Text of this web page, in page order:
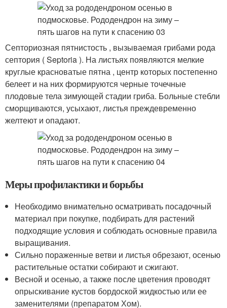
Септориозная пятнистость , вызываемая грибами рода
септория ( Septoria ). На листьях появляются мелкие
круглые красноватые пятна , центр которых постепенно
белеет и на них формируются черные точечные
плодовые тела зимующей стадии гриба. Больные стебли
сморщиваются, усыхают, листья преждевременно
желтеют и опадают.
Меры профилактики и борьбы
Необходимо внимательно осматривать посадочный
материал при покупке, подбирать для растений
подходящие условия и соблюдать основные правила
выращивания.
Сильно пораженные ветви и листья обрезают, осенью
растительные остатки собирают и сжигают.
Весной и осенью, а также после цветения проводят
опрыскивание кустов бордоской жидкостью или ее
заменителями (препаратом Хом).